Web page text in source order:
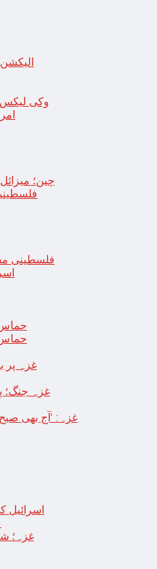
وکی لیکس
چین؛ میزائل یونٹ سے منسلک 4
فلسطینی
حماس
حماس
غزہ پر بمباری سے مزید
غزہ جنگ؛
غزہ: ‘آج بھی
اسرائیل کی حماس کو 35
غزہ؛ شہدا کی تعداد 20